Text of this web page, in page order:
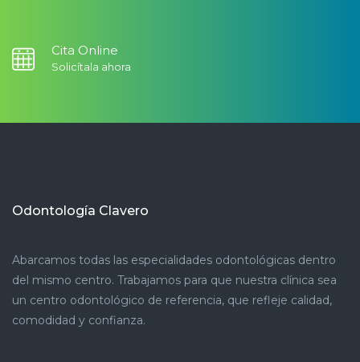
Cita Online
Solicítala ahora
Odontología Clavero
Abarcamos todas las especialidades odontológicas dentro
del mismo centro. Trabajamos para que nuestra clínica sea
un centro odontológico de referencia, que refleje calidad,
comodidad y confianza.